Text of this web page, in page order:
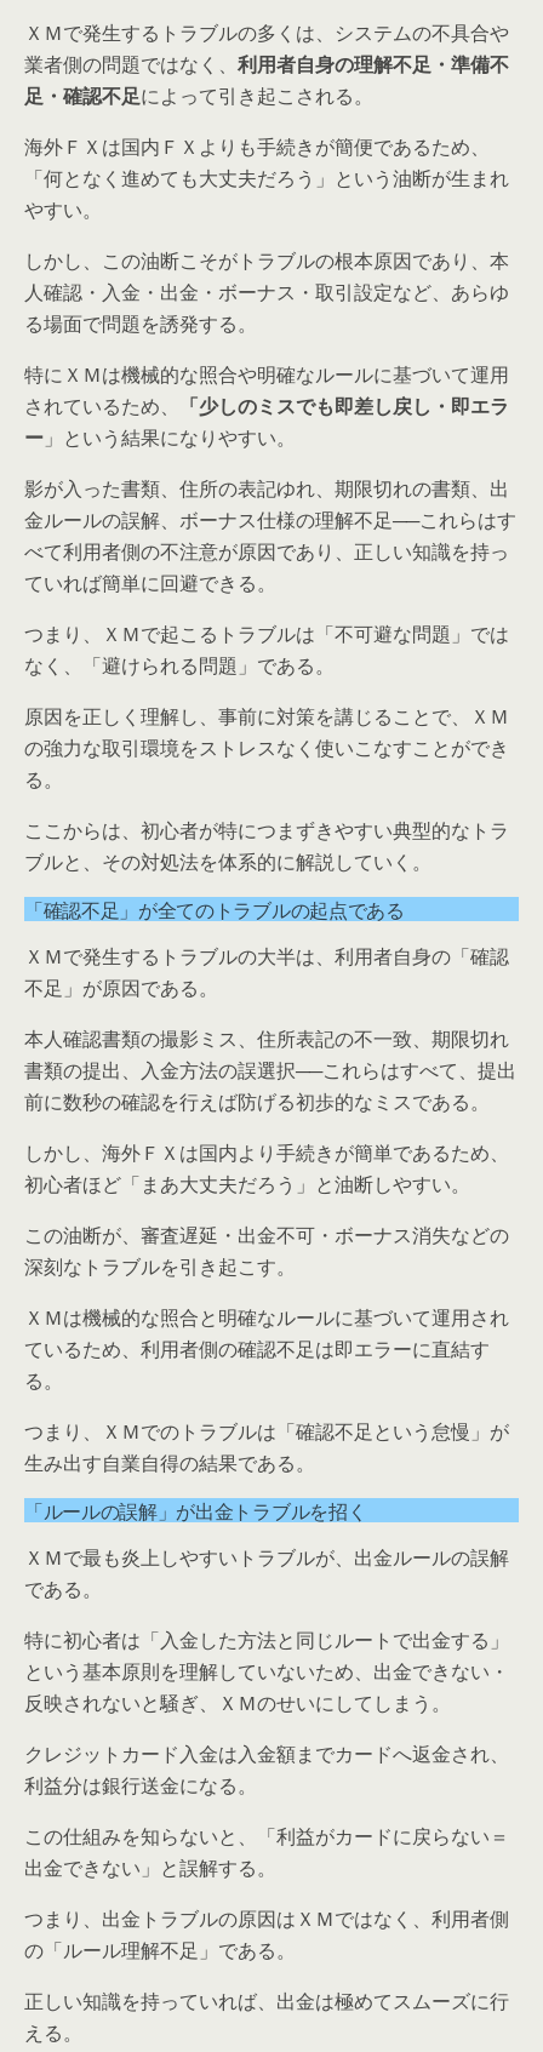
ＸＭで発生するトラブルの多くは、システムの不具合や
業者側の問題ではなく、 利用者自身の理解不足・準備不
足・確認不足によって引き起こされる。
海外ＦＸは国内ＦＸよりも手続きが簡便であるため、
「何となく進めても大丈夫だろう」という油断が生まれ
やすい。
しかし、この油断こそがトラブルの根本原因であり、本
人確認・入金・出金・ボーナス・取引設定など、あらゆ
る場面で問題を誘発する。
特にＸＭは機械的な照合や明確なルールに基づいて運用
されているため、
「少しのミスでも即差し戻し・即エラ
ー 」という結果になりやすい。
影が入った書類、住所の表記ゆれ、期限切れの書類、出
金ルールの誤解、ボーナス仕様の理解不足──これらはす
べて利用者側の不注意が原因であり、正しい知識を持っ
ていれば簡単に回避できる。
つまり、ＸＭで起こるトラブルは「不可避な問題」では
なく、「避けられる問題」である。
原因を正しく理解し、事前に対策を講じることで、ＸＭ
の強力な取引環境をストレスなく使いこなすことができ
る。
ここからは、初心者が特につまずきやすい典型的なトラ
ブルと、その対処法を体系的に解説していく。
「確認不足」が全てのトラブルの起点である
ＸＭで発生するトラブルの大半は、利用者自身の「確認
不足」が原因である。
本人確認書類の撮影ミス、住所表記の不一致、期限切れ
書類の提出、入金方法の誤選択──これらはすべて、提出
前に数秒の確認を行えば防げる初歩的なミスである。
しかし、海外ＦＸは国内より手続きが簡単であるため、
初心者ほど「まあ大丈夫だろう」と油断しやすい。
この油断が、審査遅延・出金不可・ボーナス消失などの
深刻なトラブルを引き起こす。
ＸＭは機械的な照合と明確なルールに基づいて運用され
ているため、利用者側の確認不足は即エラーに直結す
る。
つまり、ＸＭでのトラブルは「確認不足という怠慢」が
生み出す自業自得の結果である。
「ルールの誤解」が出金トラブルを招く
ＸＭで最も炎上しやすいトラブルが、出金ルールの誤解
である。
特に初心者は「入金した方法と同じルートで出金する」
という基本原則を理解していないため、出金できない・
反映されないと騒ぎ、ＸＭのせいにしてしまう。
クレジットカード入金は入金額までカードへ返金され、
利益分は銀行送金になる。
この仕組みを知らないと、「利益がカードに戻らない＝
出金できない」と誤解する。
つまり、出金トラブルの原因はＸＭではなく、利用者側
の「ルール理解不足」である。
正しい知識を持っていれば、出金は極めてスムーズに行
える。